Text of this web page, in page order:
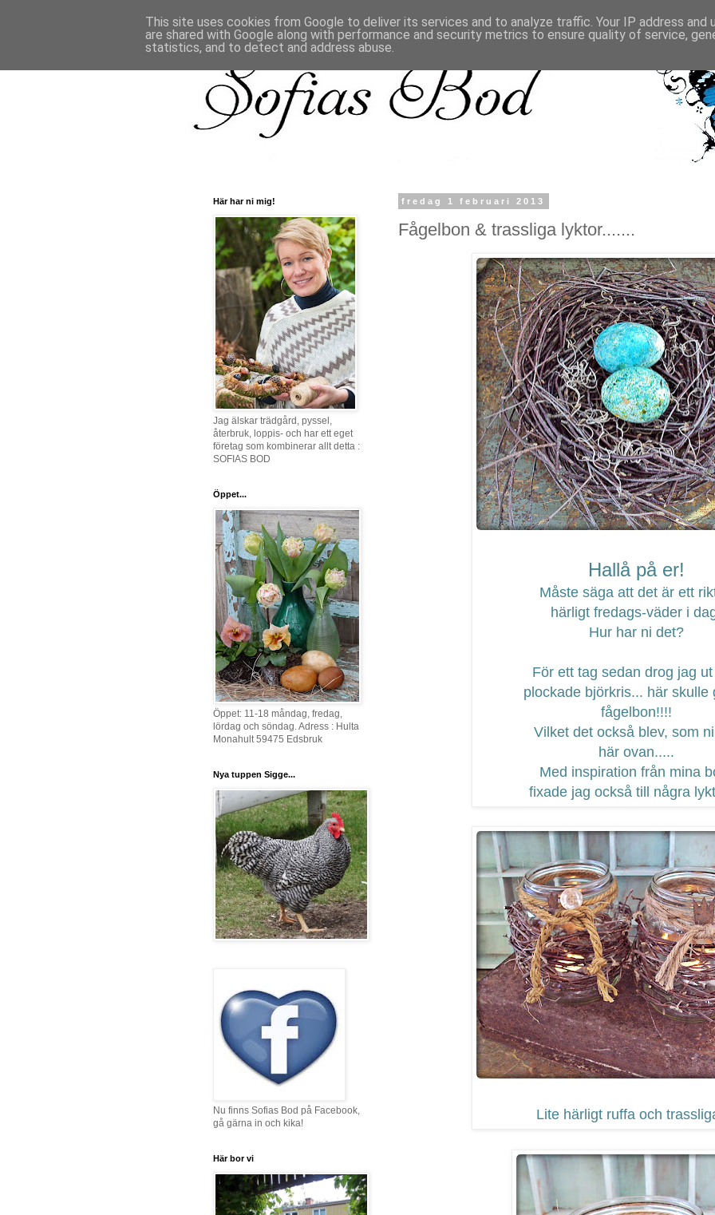
fredag 1 februari 2013
Fågelbon & trassliga lyktor.......
Hallå på er!
Måste säga att det är ett
härligt fredags-väder i
Hur har ni det?
För ett tag sedan drog jag
plockade björkris... här skulle
fågelbon!!!!
Vilket det också blev, som
här ovan.....
Med inspiration från mina
fixade jag också till några
Lite härligt ruffa och
Här har ni mig!
Jag älskar trädgård, pyssel,
återbruk, loppis- och har ett eget
företag som kombinerar allt detta :
SOFIAS BOD
Öppet...
Öppet: 11-18 måndag, fredag,
lördag och söndag. Adress : Hulta
Monahult 59475 Edsbruk
Nya tuppen Sigge...
Nu finns Sofias Bod på Facebook,
gå gärna in och kika!
Här bor vi
This site uses cookies from Google to deliver its services and to analyze traffic. Your IP address and
are shared with Google along with performance and security metrics to ensure quality of service,
statistics, and to detect and address abuse.